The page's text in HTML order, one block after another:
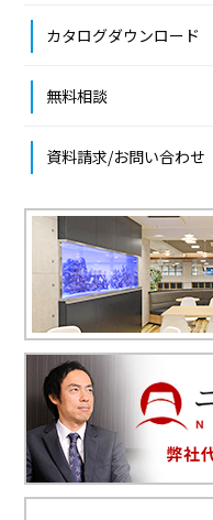
カタログダウンロード
無料相談
資料請求/お問い合わせ